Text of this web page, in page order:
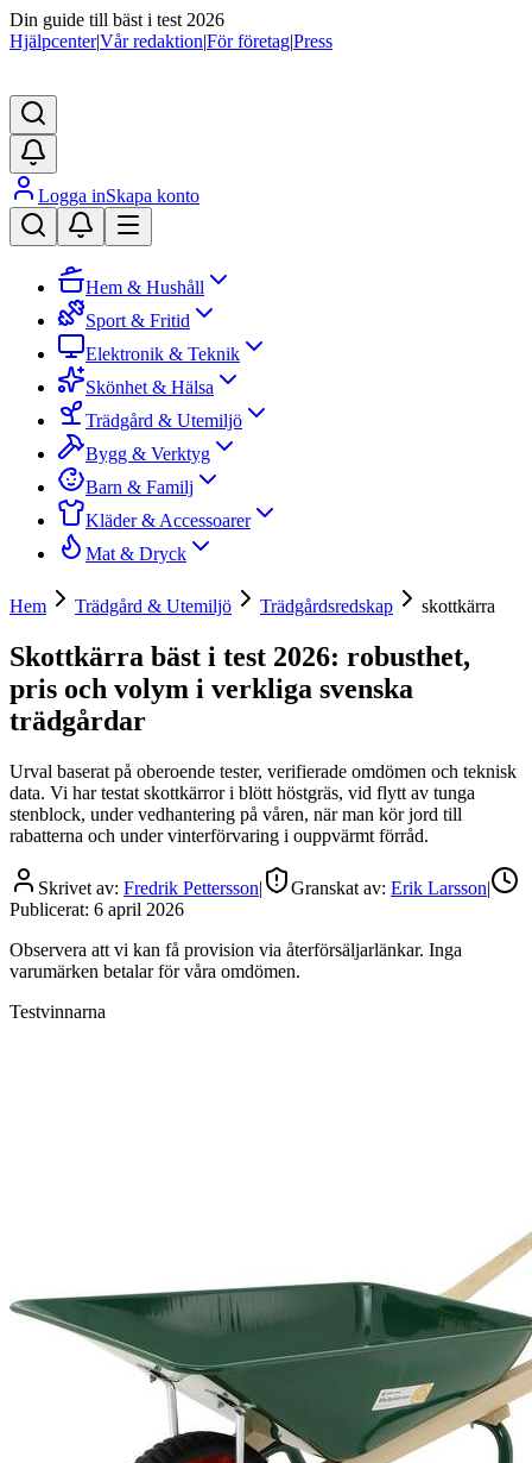
Din guide till bäst i test 2026
Hjälpcenter|Vår redaktion|För företag|Press
Logga inSkapa konto
Hem & Hushåll
Sport & Fritid
Elektronik & Teknik
Skönhet & Hälsa
Trädgård & Utemiljö
Bygg & Verktyg
Barn & Familj
Kläder & Accessoarer
Mat & Dryck
Hem Trädgård & Utemiljö Trädgårdsredskap skottkärra
Skottkärra bäst i test 2026: robusthet,
pris och volym i verkliga svenska
trädgårdar
Urval baserat på oberoende tester, verifierade omdömen och teknisk
data. Vi har testat skottkärror i blött höstgräs, vid flytt av tunga
stenblock, under vedhantering på våren, när man kör jord till
rabatterna och under vinterförvaring i ouppvärmt förråd.
Skrivet av: Fredrik Pettersson| Granskat av: Erik Larsson|
Publicerat: 6 april 2026
Observera att vi kan få provision via återförsäljarlänkar. Inga
varumärken betalar för våra omdömen.
Testvinnarna